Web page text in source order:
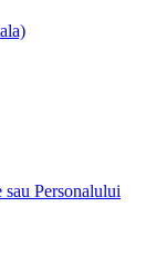
Personalului